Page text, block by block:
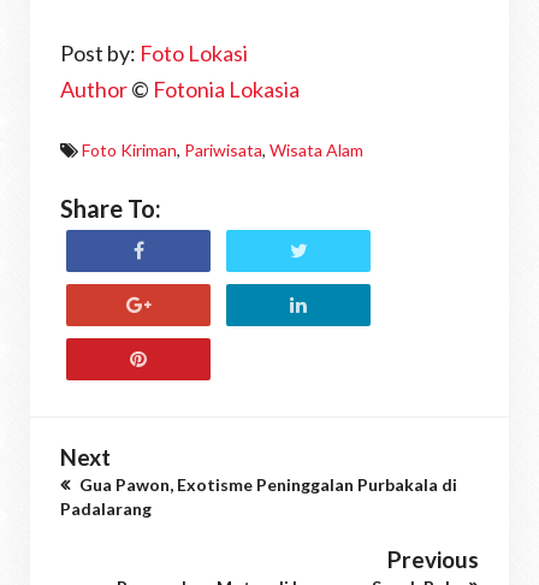
Post by: Foto Lokasi
Author© Fotonia Lokasia
Foto Kiriman, Pariwisata, Wisata Alam
Share To:
Next
Gua Pawon, Exotisme Peninggalan Purbakala di
Padalarang
Previous